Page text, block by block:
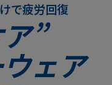
で疲労回復
”
ェア